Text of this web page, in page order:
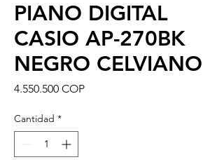
PIANO DIGITAL
CASIO AP-270BK
NEGRO CELVIANO
4.550.500 COPPrecio
Cantidad *